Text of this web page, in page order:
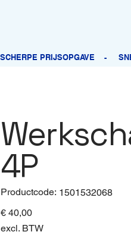
4P
Productcode: Productcode
1501532068
1501532068
Prijs
€ 40,00
excl. BTW